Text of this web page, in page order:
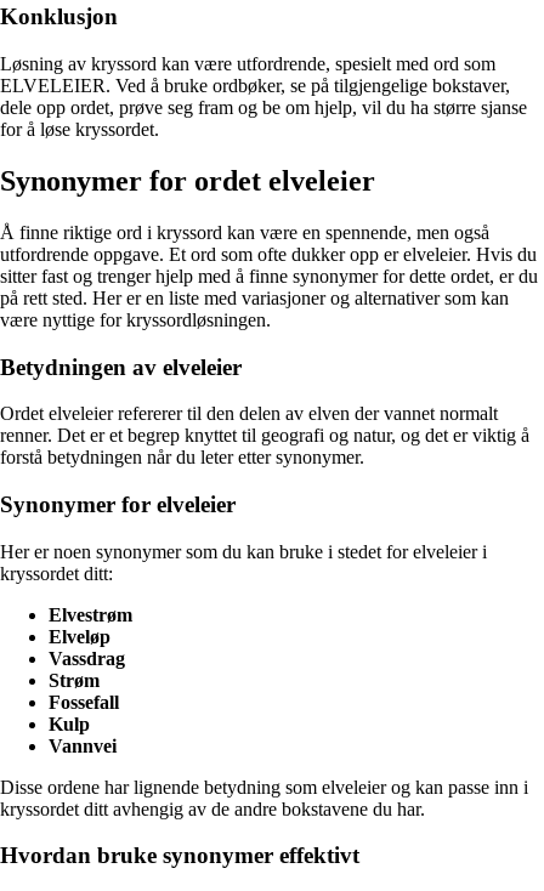
Konklusjon
Løsning av kryssord kan være utfordrende, spesielt med ord som
ELVELEIER. Ved å bruke ordbøker, se på tilgjengelige bokstaver,
dele opp ordet, prøve seg fram og be om hjelp, vil du ha større sjanse
for å løse kryssordet.
Synonymer for ordet elveleier
Å finne riktige ord i kryssord kan være en spennende, men også
utfordrende oppgave. Et ord som ofte dukker opp er elveleier. Hvis du
sitter fast og trenger hjelp med å finne synonymer for dette ordet, er du
på rett sted. Her er en liste med variasjoner og alternativer som kan
være nyttige for kryssordløsningen.
Betydningen av elveleier
Ordet elveleier refererer til den delen av elven der vannet normalt
renner. Det er et begrep knyttet til geografi og natur, og det er viktig å
forstå betydningen når du leter etter synonymer.
Synonymer for elveleier
Her er noen synonymer som du kan bruke i stedet for elveleier i
kryssordet ditt:
Elvestrøm
Elveløp
Vassdrag
Strøm
Fossefall
Kulp
Vannvei
Disse ordene har lignende betydning som elveleier og kan passe inn i
kryssordet ditt avhengig av de andre bokstavene du har.
Hvordan bruke synonymer effektivt